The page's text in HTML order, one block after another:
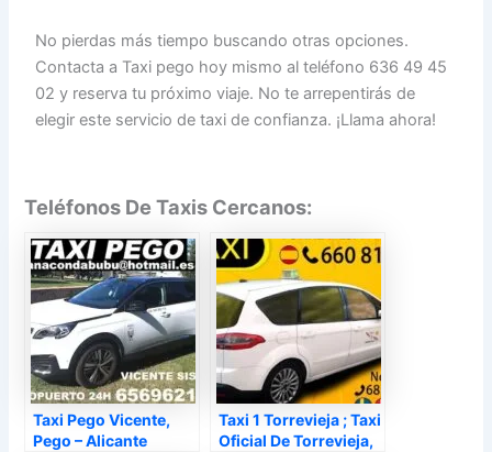
No pierdas más tiempo buscando otras opciones.
Contacta a Taxi pego hoy mismo al teléfono 636 49 45
02 y reserva tu próximo viaje. No te arrepentirás de
elegir este servicio de taxi de confianza. ¡Llama ahora!
Teléfonos De Taxis Cercanos:
Taxi Pego Vicente,
Pego – Alicante
Taxi 1 Torrevieja ; Taxi
Oficial De Torrevieja,